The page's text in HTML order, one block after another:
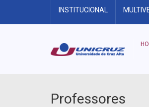
INSTITUCIONAL
Professores